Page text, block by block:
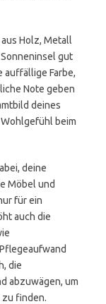
Holz, Metall
gut
auffällige Farbe,
Note geben
deines
beim
deine
Möbel und
für ein
auch die
die
abzuwägen, um
zu finden.